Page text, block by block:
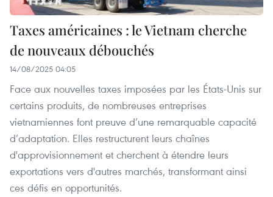
Taxes américaines : le Vietnam cherche
de nouveaux débouchés
14/08/2025 04:05
Face aux nouvelles taxes imposées par les États-Unis sur
certains produits, de nombreuses entreprises
vietnamiennes font preuve d’une remarquable capacité
d’adaptation. Elles restructurent leurs chaînes
d'approvisionnement et cherchent à étendre leurs
exportations vers d'autres marchés, transformant ainsi
ces défis en opportunités.